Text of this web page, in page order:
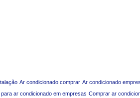
Ar condicionado comprar Ar condicionado
ar condicionado em empresas Comprar ar